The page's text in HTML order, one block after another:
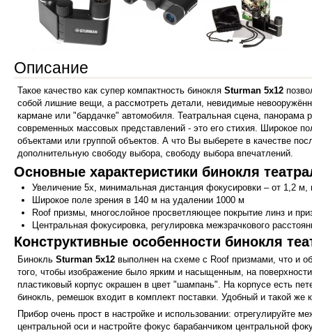
Описание
Такое качество как супер компактность бинокля Sturman 5x12
собой лишние вещи, а рассмотреть детали, невидимые
кармане или "бардачке" автомобиля. Театральная сцена,
современных массовых представлений - это его стихия. Широкое
объектами или группой объектов. А что Вы выберете в качестве
дополнительную свободу выбора, свободу выбора впечатлений.
Основные характеристики бинокля
Увеличение 5х, минимальная дистанция фокусировки – от 1,2 м,
Широкое поле зрения в 140 м на удалении 1000 м
Roof призмы, многослойное просветляющее покрытие линз и
Центральная фокусировка, регулировка межзрачкового
Конструктивные особенности бинокля
Бинокль Sturman 5x12 выполнен на схеме с Roof призмами, что и
того, чтобы изображение было ярким и насыщенным, на
пластиковый корпус окрашен в цвет "шампань". На корпусе есть
бинокль, ремешок входит в комплект поставки. Удобный и такой
Прибор очень прост в настройке и использовании: отрегулируйте
центральной оси и настройте фокус барабанчиком центральной